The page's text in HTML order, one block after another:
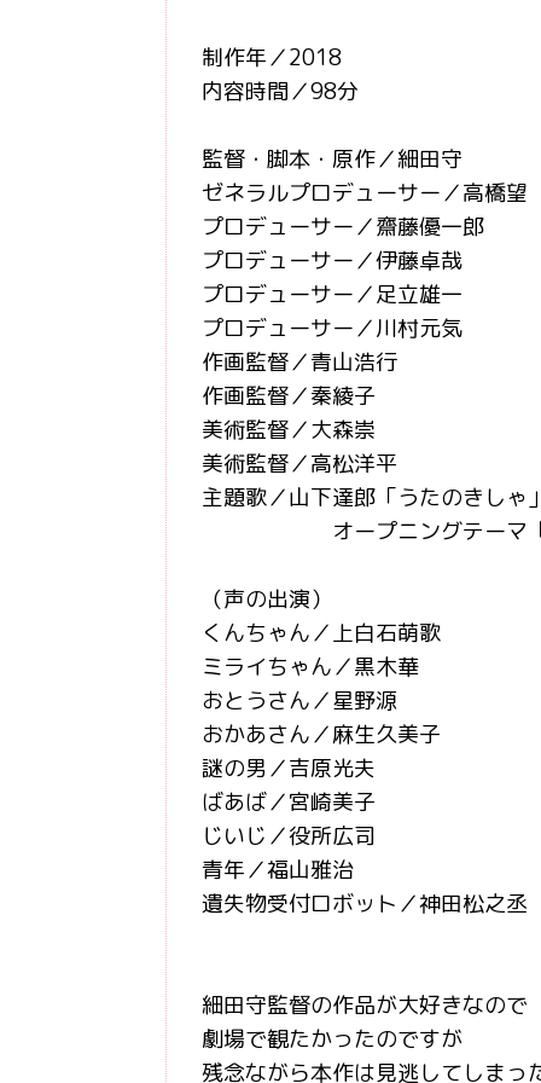
制作年／2018
内容時間／98分
監督・脚本・原作／細田守
ゼネラルプロデューサー／高橋望
プロデューサー／齋藤優一郎
プロデューサー／伊藤卓哉
プロデューサー／足立雄一
プロデューサー／川村元気
作画監督／青山浩行
作画監督／秦綾子
美術監督／大森崇
美術監督／高松洋平
主題歌／山下達郎「うたのきしゃ」
オープニングテーマ「ミ
（声の出演）
くんちゃん／上白石萌歌
ミライちゃん／黒木華
おとうさん／星野源
おかあさん／麻生久美子
謎の男／吉原光夫
ばあば／宮崎美子
じいじ／役所広司
青年／福山雅治
遺失物受付ロボット／神田松之丞
細田守監督の作品が大好きなので
劇場で観たかったのですが
残念ながら本作は見逃してしまっ